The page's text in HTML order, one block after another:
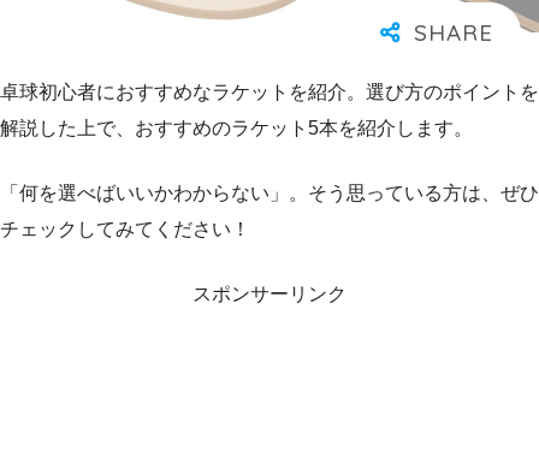
卓球初心者におすすめなラケットを紹介。選び方のポイントを
解説した上で、おすすめのラケット5本を紹介します。
「何を選べばいいかわからない」。そう思っている方は、ぜひ
チェックしてみてください！
スポンサーリンク